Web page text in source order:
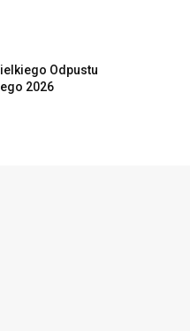
Odpustu
2026